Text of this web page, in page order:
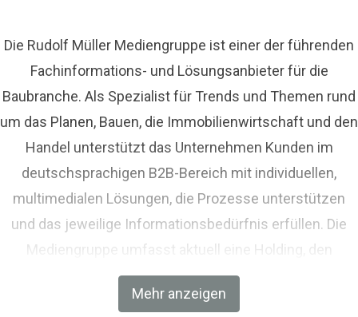
Mehr anzeigen
Die Rudolf Müller Mediengruppe ist einer der führenden
Fachinformations- und Lösungsanbieter für die
Baubranche. Als Spezialist für Trends und Themen rund
um das Planen, Bauen, die Immobilienwirtschaft und den
Handel unterstützt das Unternehmen Kunden im
deutschsprachigen B2B-Bereich mit individuellen,
multimedialen Lösungen, die Prozesse unterstützen
und das jeweilige Informationsbedürfnis erfüllen. Die
Mediengruppe umfasst aktuell eine Holding, den
Fachverlag RM Rudolf Müller Medien und mit der BIM
World MUNICH eine Netzwerkplattform für Akteure der